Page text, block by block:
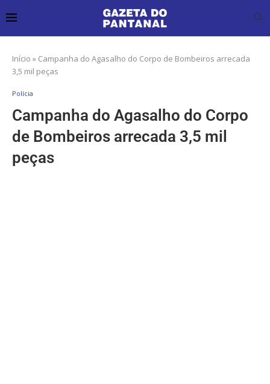
Início » Campanha do Agasalho do Corpo de Bombeiros arrecada
3,5 mil peças
Polícia
Campanha do Agasalho do Corpo
de Bombeiros arrecada 3,5 mil
peças